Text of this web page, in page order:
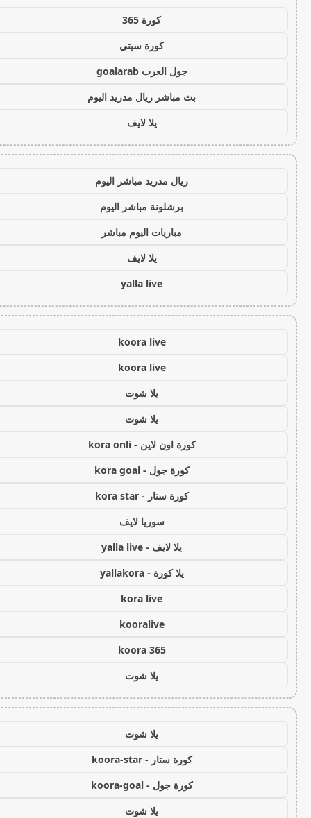
كورة 365
كورة سيتي
جول العرب goalarab
بث مباشر ريال مدريد اليوم
يلا لايف
ريال مدريد مباشر اليوم
برشلونة مباشر اليوم
مباريات اليوم مباشر
يلا لايف
yalla live
koora live
koora live
يلا شوت
يلا شوت
كورة اون لاين - kora onli
كورة جول - kora goal
كورة ستار - kora star
سوريا لايف
يلا لايف - yalla live
يلا كورة - yallakora
kora live
kooralive
koora 365
يلا شوت
يلا شوت
كورة ستار - koora-star
كورة جول - koora-goal
يلا شوت